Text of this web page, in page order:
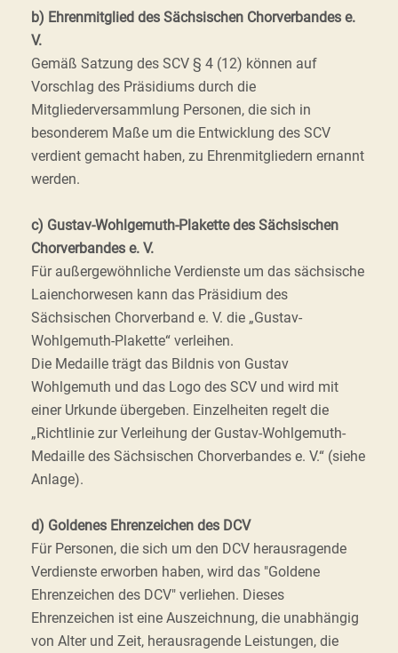
b) Ehrenmitglied des Sächsischen Chorverbandes e.
V.
Gemäß Satzung des SCV § 4 (12) können auf
Vorschlag des Präsidiums durch die
Mitgliederversammlung Personen, die sich in
besonderem Maße um die Entwicklung des SCV
verdient gemacht haben, zu Ehrenmitgliedern ernannt
werden.
c) Gustav-Wohlgemuth-Plakette des Sächsischen
Chorverbandes e. V.
Für außergewöhnliche Verdienste um das sächsische
Laienchorwesen kann das Präsidium des
Sächsischen Chorverband e. V. die „Gustav-
Wohlgemuth-Plakette“ verleihen.
Die Medaille trägt das Bildnis von Gustav
Wohlgemuth und das Logo des SCV und wird mit
einer Urkunde übergeben. Einzelheiten regelt die
„Richtlinie zur Verleihung der Gustav-Wohlgemuth-
Medaille des Sächsischen Chorverbandes e. V.“ (siehe
Anlage).
d) Goldenes Ehrenzeichen des DCV
Für Personen, die sich um den DCV herausragende
Verdienste erworben haben, wird das "Goldene
Ehrenzeichen des DCV" verliehen. Dieses
Ehrenzeichen ist eine Auszeichnung, die unabhängig
von Alter und Zeit, herausragende Leistungen, die